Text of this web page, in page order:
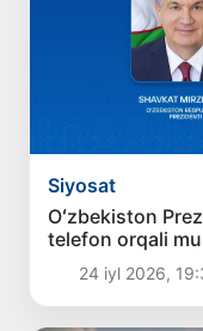
Siyosat
Oʻzbekiston
telefon orqali
24 iyl 2026,